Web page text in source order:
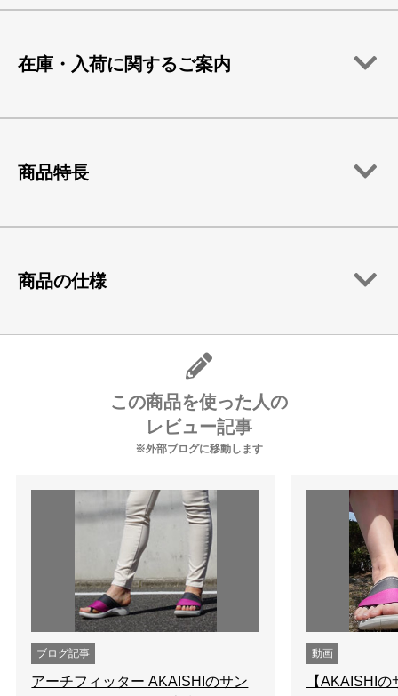
在庫・入荷に関するご案内
商品特長
商品の仕様
この商品を使った人の
レビュー記事
※外部ブログに移動します
ブログ記事
アーチフィッター AKAISHIのサン
動画
【AKAISHI